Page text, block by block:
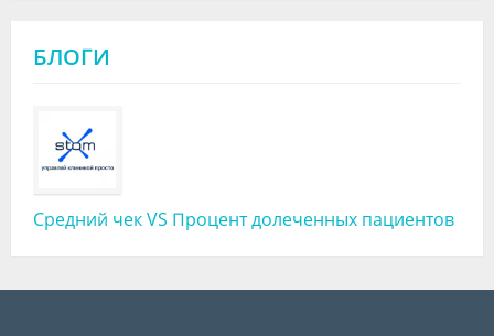
БЛОГИ
Средний чек VS Процент долеченных пациентов